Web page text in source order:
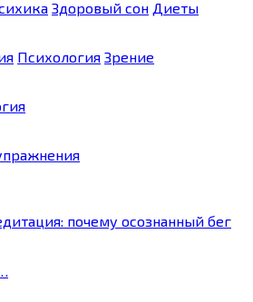
Здоровый сон Диеты
Психология Зрение
почему осознанный бег